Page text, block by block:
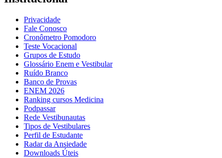
Privacidade
Fale Conosco
Cronômetro Pomodoro
Teste Vocacional
Grupos de Estudo
Glossário Enem e Vestibular
Ruído Branco
Banco de Provas
ENEM 2026
Ranking cursos Medicina
Podpassar
Rede Vestibunautas
Tipos de Vestibulares
Perfil de Estudante
Radar da Ansiedade
Downloads Úteis